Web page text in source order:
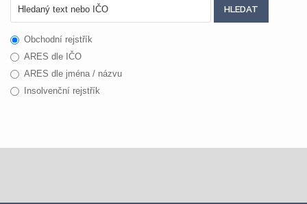
Obchodní rejstřík
ARES dle IČO
ARES dle jména / názvu
Insolvenční rejstřík